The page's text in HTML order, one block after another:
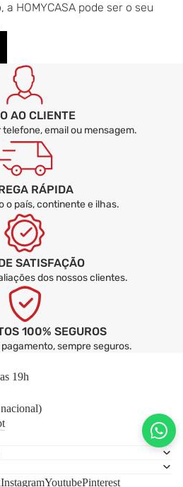
HOMYCASA pode ser o seu
AO CLIENTE
email ou mensagem.
RÁPIDA
o país, continente e ilhas.
SATISFAÇÃO
dos nossos clientes.
100% SEGUROS
sempre seguros.
19h
InstagramYoutubePinterest